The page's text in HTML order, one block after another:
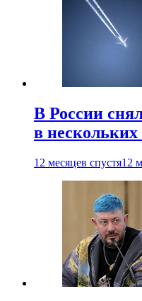
В России
в нескольких
12 месяцев спустя12